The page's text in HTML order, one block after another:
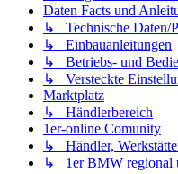
Daten Facts und
↳ Technische Daten/
↳ Einbauanleitungen
↳ Betriebs- und
↳ Versteckte
Marktplatz
↳ Händlerbereich
1er-online Comunity
↳ Händler,
↳ 1er BMW regional